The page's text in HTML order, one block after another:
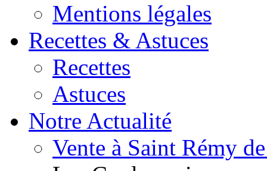
Mentions légales
Recettes & Astuces
Recettes
Astuces
Notre Actualité
Vente à Saint Rémy